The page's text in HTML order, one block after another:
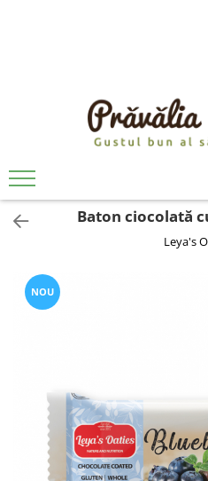
ULEIURI ȘI UNTURI
MĂSLINE
NUCI ȘI SEMINȚE
FRUCTE DESHIDRATATE
ÎNDULCITORI NATURALI / MIERE
OȚETURI ȘI SOSURI
SOSURI
PASTE
CREME ȘI PASTE TARTINABILE
CONDIMENTE
CEAIURI GRECEȘTI
Baton ciocolată
Leya's
NOU